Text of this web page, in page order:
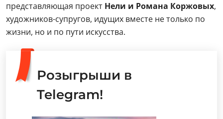
представляющая проект Нели и Романа Коржовых,
художников-супругов, идущих вместе не только по
жизни, но и по пути искусства.
Розыгрыши в
Telegram!